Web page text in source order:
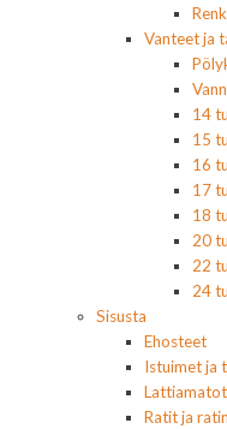
Vanteet ja
14
15
16
17
18
20
22
24
Sisusta
Ehosteet
Istuimet ja
Lattiamatot
Ratit ja